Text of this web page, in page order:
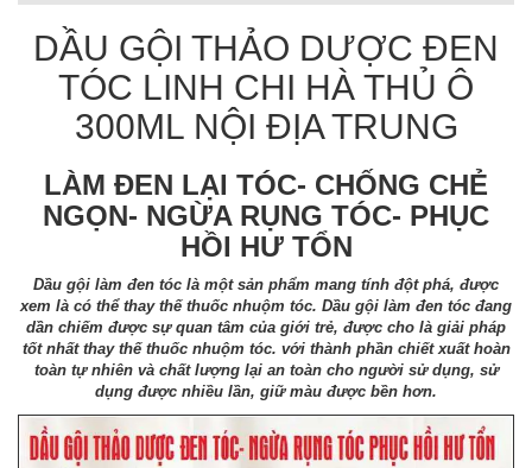
DẦU GỘI THẢO DƯỢC ĐEN
TÓC LINH CHI HÀ THỦ Ô
300ML NỘI ĐỊA TRUNG
LÀM ĐEN LẠI TÓC- CHỐNG CHẺ
NGỌN- NGỪA RỤNG TÓC- PHỤC
HỒI HƯ TỔN
Dầu gội làm đen tóc là một sản phẩm mang tính đột phá, được
xem là có thể thay thế thuốc nhuộm tóc. Dầu gội làm đen tóc đang
dần chiếm được sự quan tâm của giới trẻ, được cho là giải pháp
tốt nhất thay thế thuốc nhuộm tóc. với thành phần chiết xuất hoàn
toàn tự nhiên và chất lượng lại an toàn cho người sử dụng, sử
dụng được nhiều lần, giữ màu được bền hơn.